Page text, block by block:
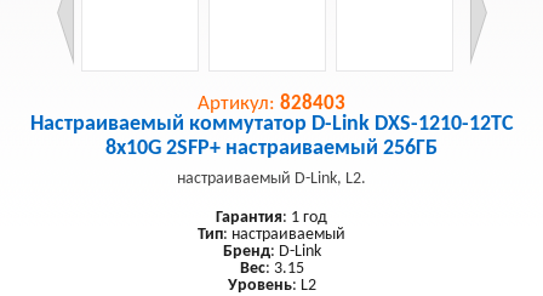
Артикул: 828403
Настраиваемый коммутатор D-Link DXS-1210-12TC
8x10G 2SFP+ настраиваемый 256ГБ
настраиваемый D-Link, L2.
Гарантия: 1 год
Тип: настраиваемый
Бренд: D-Link
Вес: 3.15
Уровень: L2